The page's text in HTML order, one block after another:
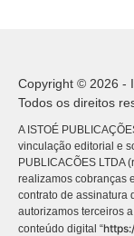
Copyright © 2026 -
Todos os direitos
A ISTOÉ
vinculação editorial e
PUBLICACÕES LTDA
realizamos cobranças
contrato de assinatura
autorizamos terceiros
conteúdo digital “